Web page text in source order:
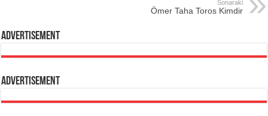
Sonaraki
Ömer Taha Toros Kimdir
Advertisement
Advertisement